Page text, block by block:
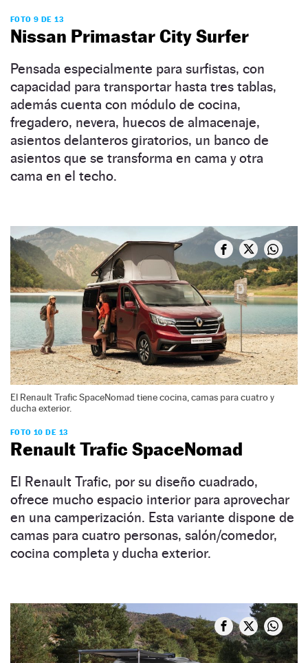
FOTO 9 DE 13
Nissan Primastar City Surfer
Pensada especialmente para surfistas, con
capacidad para transportar hasta tres tablas,
además cuenta con módulo de cocina,
fregadero, nevera, huecos de almacenaje,
asientos delanteros giratorios, un banco de
asientos que se transforma en cama y otra
cama en el techo.
El Renault Trafic SpaceNomad tiene cocina, camas para cuatro y
ducha exterior.
FOTO 10 DE 13
Renault Trafic SpaceNomad
El Renault Trafic, por su diseño cuadrado,
ofrece mucho espacio interior para aprovechar
en una camperización. Esta variante dispone de
camas para cuatro personas, salón/comedor,
cocina completa y ducha exterior.